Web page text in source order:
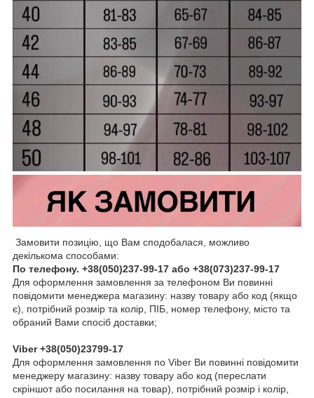
Замовити позицію, що Вам сподобалася, можливо
декількома способами:
По телефону. +38(050)237-99-17 або +38(073)237-99-17
Для оформлення замовлення за телефоном Ви повинні
повідомити менеджера магазину: назву товару або код (якщо
є), потрібний розмір та колір, ПІБ, номер телефону, місто та
обраний Вами спосіб доставки;
Viber +38(050)23799-17
Для оформлення замовлення по Viber Ви повинні повідомити
менеджеру магазину: назву товару або код (переслати
скріншот або посилання на товар), потрібний розмір і колір,